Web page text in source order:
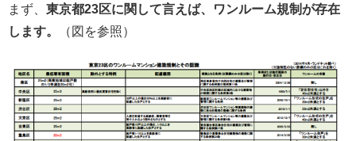
まず、 東京都23区に関して言えば、ワンルーム規制が存在
します。
（図を参照）